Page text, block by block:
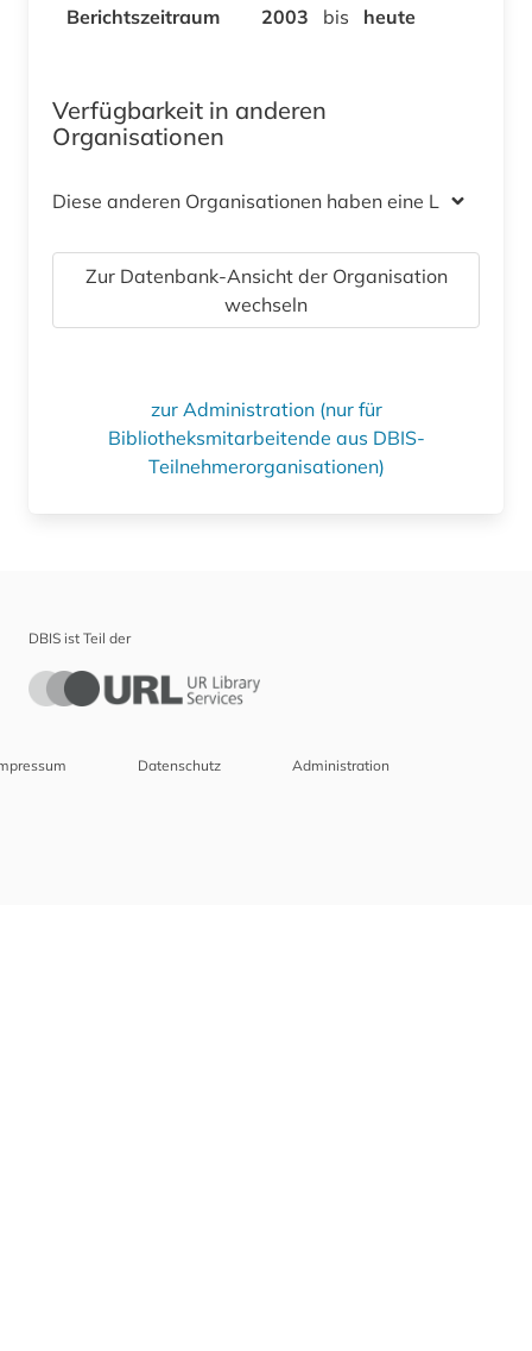
Berichtszeitraum 2003 bis heute
Verfügbarkeit in anderen
Organisationen
Diese anderen Organisationen haben eine Lizenz
Zur Datenbank-Ansicht der Organisation
wechseln
zur Administration (nur für
Bibliotheksmitarbeitende aus DBIS-
Teilnehmerorganisationen)
DBIS ist Teil der
Datenschutz Administration